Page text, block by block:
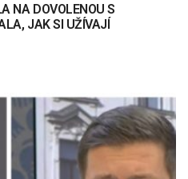
NA DOVOLENOU S
JAK SI UŽÍVAJÍ